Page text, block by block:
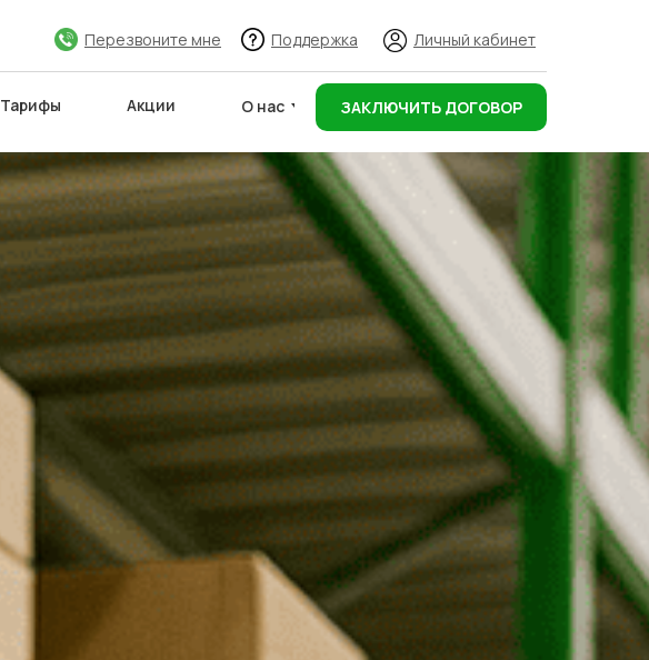
ЗАКЛЮЧИТЬ ДОГОВОР
Адреса складов
Партнёры
Тарифы О нас
Поддержка Личный кабинет
Перезвоните мне
Акции